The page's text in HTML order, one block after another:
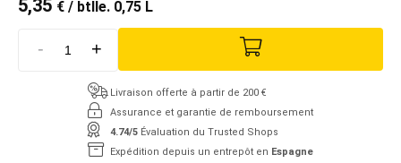
5,35 € / btlle. 0,75 L
- +
Livraison offerte à partir de 200 €
Assurance et garantie de remboursement
4.74/5 Évaluation du Trusted Shops
Expédition depuis un entrepôt en Espagne